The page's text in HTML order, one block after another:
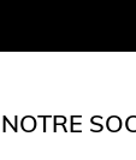
NOTRE